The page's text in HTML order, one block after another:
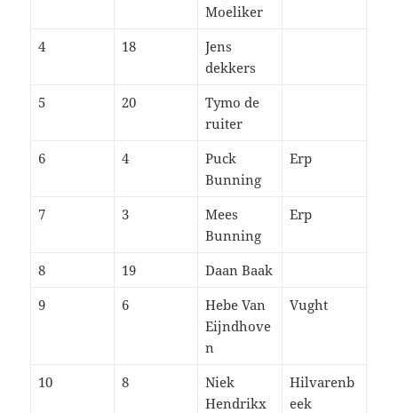
Moeliker
4 18
Jens
dekkers
5
20
Tymo de
ruiter
6
4
Puck
Bunning
Erp
7 3
Mees
Bunning
Erp
8 19
Daan Baak
9
6
Hebe Van
Eijndhove
n
Vught
10 8
Niek
Hendrikx
Hilvarenb
eek